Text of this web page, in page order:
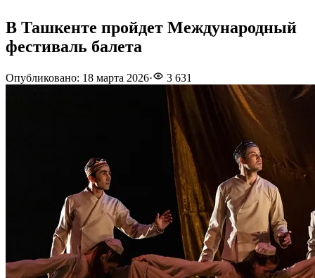
В Ташкенте пройдет Международный
фестиваль балета
Опубликовано: 18 марта 2026· 3 631